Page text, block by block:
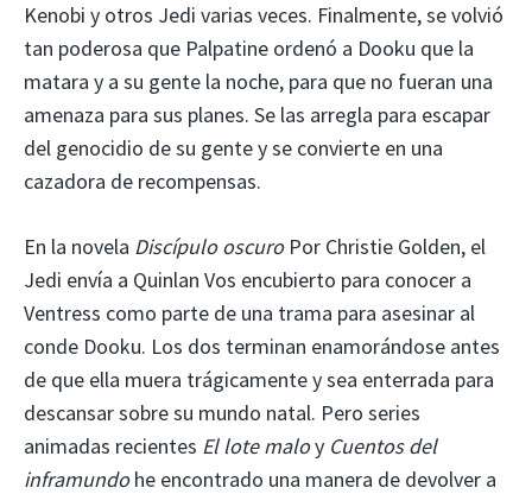
Kenobi y otros Jedi varias veces. Finalmente, se volvió
tan poderosa que Palpatine ordenó a Dooku que la
matara y a su gente la noche, para que no fueran una
amenaza para sus planes. Se las arregla para escapar
del genocidio de su gente y se convierte en una
cazadora de recompensas.
En la novela Discípulo oscuroPor Christie Golden, el
Jedi envía a Quinlan Vos encubierto para conocer a
Ventress como parte de una trama para asesinar al
conde Dooku. Los dos terminan enamorándose antes
de que ella muera trágicamente y sea enterrada para
descansar sobre su mundo natal. Pero series
animadas recientes El lote maloy Cuentos del
inframundohe encontrado una manera de devolver a